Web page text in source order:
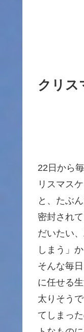
クリス
22日から
リスマス
と、たぶ
密封され
だいたい
しまう」
そんな毎
に任せる
太りそう
てしまっ